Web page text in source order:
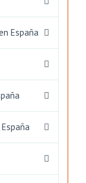
España